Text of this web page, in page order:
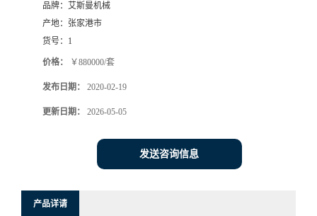
品牌： 艾斯曼机械
产地： 张家港市
货号： 1
价格： ￥880000/套
发布日期： 2020-02-19
更新日期： 2026-05-05
发送咨询信息
产品详请